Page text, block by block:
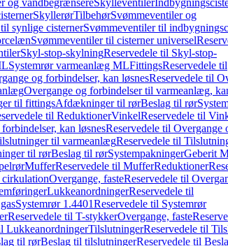
og vandbegrænsereSkylleventiler
SkyllerørTilbehørSvømmeventiler og
synlige cisternerSvømmeventiler til
Svømmeventiler til cisterner universel
Skyl-stop-skylningReservedele til Skyl-stop-
Systemrør varmeanlæg MLFittingsReservedele til
og forbindelser, kan løsnesReservedele til
Overgange og forbindelser til varmeanlæg,
til fittingsAfdækninger til rørBeslag til rør
til ReduktionerVinkelReservedele til
kan løsnesReservedele til Overgange
til varmeanlægReservedele til
til rørBeslag til rørSystempakningerGeberit
MufferReservedele til MufferReduktioner
cirkulationOvergange, fasteReservedele til
LukkeanordningerReservedele til
Systemrør 1.4401Reservedele til Systemrør
Reservedele til T-stykkerOvergange, faste
LukkeanordningerTilslutningerReservedele til
til rørBeslag til tilslutningerReservedele til